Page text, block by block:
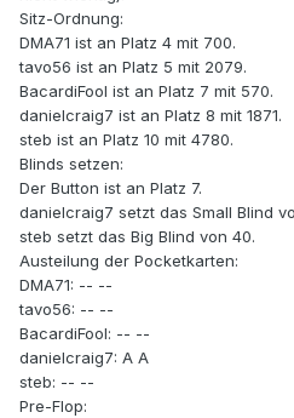
Sitz-Ordnung:
DMA71 ist an Platz 4 mit 700.
tavo56 ist an Platz 5 mit 2079.
BacardiFool ist an Platz 7 mit 570.
danielcraig7 ist an Platz 8 mit 1871.
steb ist an Platz 10 mit 4780.
Blinds setzen:
Der Button ist an Platz 7.
danielcraig7 setzt das Small Blind
steb setzt das Big Blind von 40.
Austeilung der Pocketkarten:
DMA71: -- --
tavo56: -- --
BacardiFool: -- --
danielcraig7: A A
steb: -- --
Pre-Flop: